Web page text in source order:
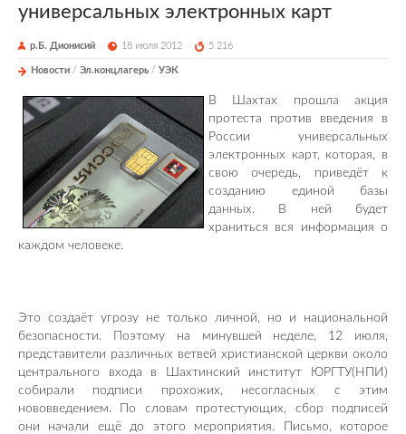
универсальных электронных карт
р.Б. Дионисий 18 июля 2012 5 216
Новости / Эл.концлагерь / УЭК
В Шахтах прошла акция
протеста против введения в
России универсальных
электронных карт, которая, в
свою очередь, приведёт к
созданию единой базы
данных. В ней будет
храниться вся информация о
каждом человеке.
Это создаёт угрозу не только личной, но и национальной
безопасности. Поэтому на минувшей неделе, 12 июля,
представители различных ветвей христианской церкви около
центрального входа в Шахтинский институт ЮРГТУ(НПИ)
собирали подписи прохожих, несогласных с этим
нововведением. По словам протестующих, сбор подписей
они начали ещё до этого мероприятия. Письмо, которое